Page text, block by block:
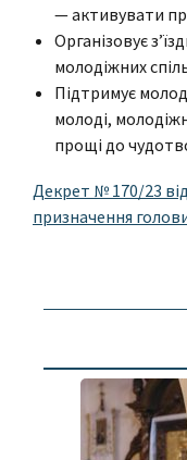
— активувати
Організовує
молодіжних
Підтримує
молоді,
прощі до
Декрет № 170/23
призначення голови